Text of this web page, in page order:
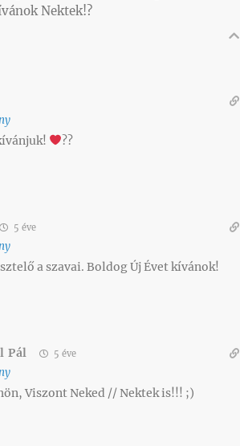
Nektek!?
??
5 éve
a szavai. Boldog Új Évet kívánok!
Pál 5 éve
Viszont Neked // Nektek is!!! ;)